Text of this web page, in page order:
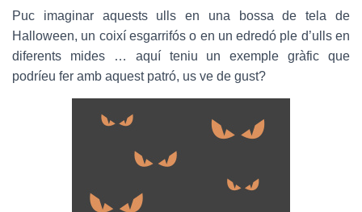
Puc imaginar aquests ulls en una bossa de tela de
Halloween, un coixí esgarrifós o en un edredó ple d’ulls en
diferents mides … aquí teniu un exemple gràfic que
podríeu fer amb aquest patró, us ve de gust?